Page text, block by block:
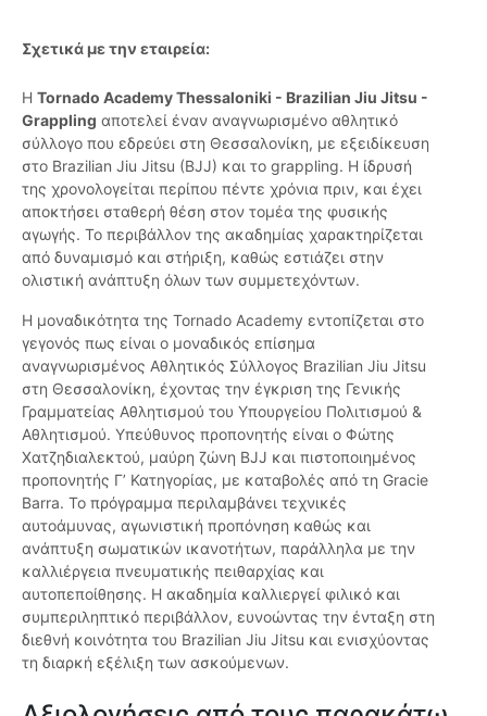
Σχετικά με την εταιρεία:
Η Tornado Academy Thessaloniki - Brazilian Jiu Jitsu -
Grappling αποτελεί έναν αναγνωρισμένο αθλητικό
σύλλογο που εδρεύει στη Θεσσαλονίκη, με εξειδίκευση
στο Brazilian Jiu Jitsu (BJJ) και το grappling. Η ίδρυσή
της χρονολογείται περίπου πέντε χρόνια πριν, και έχει
αποκτήσει σταθερή θέση στον τομέα της φυσικής
αγωγής. Το περιβάλλον της ακαδημίας χαρακτηρίζεται
από δυναμισμό και στήριξη, καθώς εστιάζει στην
ολιστική ανάπτυξη όλων των συμμετεχόντων.
Η μοναδικότητα της Tornado Academy εντοπίζεται στο
γεγονός πως είναι ο μοναδικός επίσημα
αναγνωρισμένος Αθλητικός Σύλλογος Brazilian Jiu Jitsu
στη Θεσσαλονίκη, έχοντας την έγκριση της Γενικής
Γραμματείας Αθλητισμού του Υπουργείου Πολιτισμού &
Αθλητισμού. Υπεύθυνος προπονητής είναι ο Φώτης
Χατζηδιαλεκτού, μαύρη ζώνη BJJ και πιστοποιημένος
προπονητής Γ’ Κατηγορίας, με καταβολές από τη Gracie
Barra. Το πρόγραμμα περιλαμβάνει τεχνικές
αυτοάμυνας, αγωνιστική προπόνηση καθώς και
ανάπτυξη σωματικών ικανοτήτων, παράλληλα με την
καλλιέργεια πνευματικής πειθαρχίας και
αυτοπεποίθησης. Η ακαδημία καλλιεργεί φιλικό και
συμπεριληπτικό περιβάλλον, ευνοώντας την ένταξη στη
διεθνή κοινότητα του Brazilian Jiu Jitsu και ενισχύοντας
τη διαρκή εξέλιξη των ασκούμενων.